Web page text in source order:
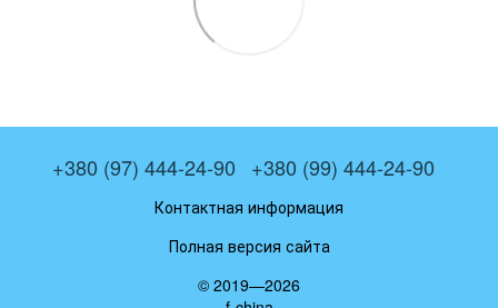
+380 (97) 444-24-90 +380 (99) 444-24-90
Контактная информация
Полная версия сайта
© 2019—2026